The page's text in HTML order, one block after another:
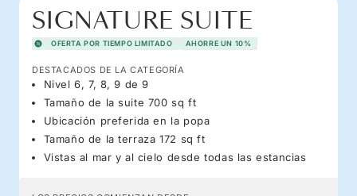
SIGNATURE SUITE
OFERTA POR TIEMPO LIMITADO AHORRE UN 10%
DESTACADOS DE LA CATEGORÍA
Nivel 6, 7, 8, 9 de 9
Tamaño de la suite 700 sq ft
Ubicación preferida en la popa
Tamaño de la terraza 172 sq ft
Vistas al mar y al cielo desde todas las estancias